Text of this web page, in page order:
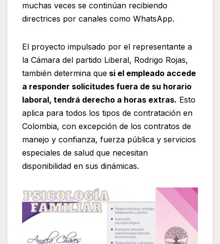
muchas veces se continúan recibiendo
directrices por canales como WhatsApp.
El proyecto impulsado por el representante a
la Cámara del partido Liberal, Rodrigo Rojas,
también determina que si el empleado accede
a responder solicitudes fuera de su horario
laboral, tendrá derecho a horas extras. Esto
aplica para todos los tipos de contratación en
Colombia, con excepción de los contratos de
manejo y confianza, fuerza pública y servicios
especiales de salud que necesitan
disponibilidad en sus dinámicas.